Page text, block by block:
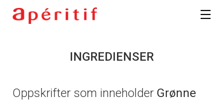
INGREDIENSER
Oppskrifter som inneholder Grønne